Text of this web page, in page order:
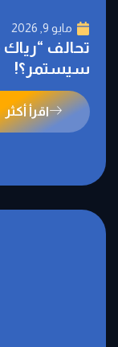
مايو 9, 2026
تحالف
سيستمر؟!
اقرأ أكثر